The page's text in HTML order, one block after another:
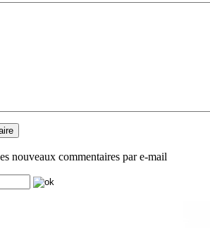
nouveaux commentaires par e-mail